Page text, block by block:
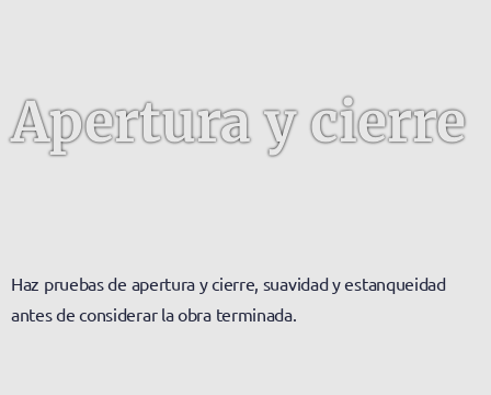
Apertura y cierre
Haz pruebas de apertura y cierre, suavidad y estanqueidad
antes de considerar la obra terminada.